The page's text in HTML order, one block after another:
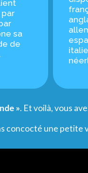
sa
de
». Et voilà, vous
concocté une